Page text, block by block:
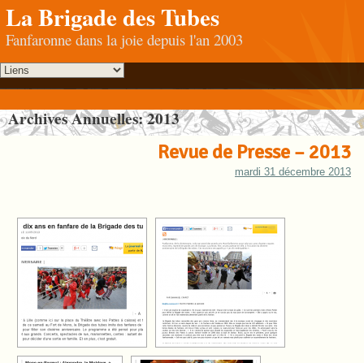
La Brigade des Tubes
Fanfaronne dans la joie depuis l'an 2003
Archives Annuelles:2013
Revue de Presse – 2013
mardi 31 décembre 2013